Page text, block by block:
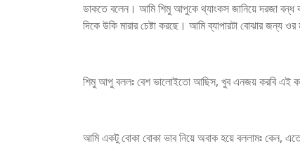
ডাকতে বলেন। আমি শিমু আপুকে থ্যাংকস জানিয়ে দরজা বন্ধ
দিকে উকি মারার চেষ্টা করছে। আমি ব্যাপারটা বোঝার জন্য
শিমু আপু বললঃ বেশ ভালোইতো আছিস, খুব এনজয় করবি এই
আমি একটু বোকা বোকা ভাব নিয়ে অবাক হয়ে বললামঃ কেন,